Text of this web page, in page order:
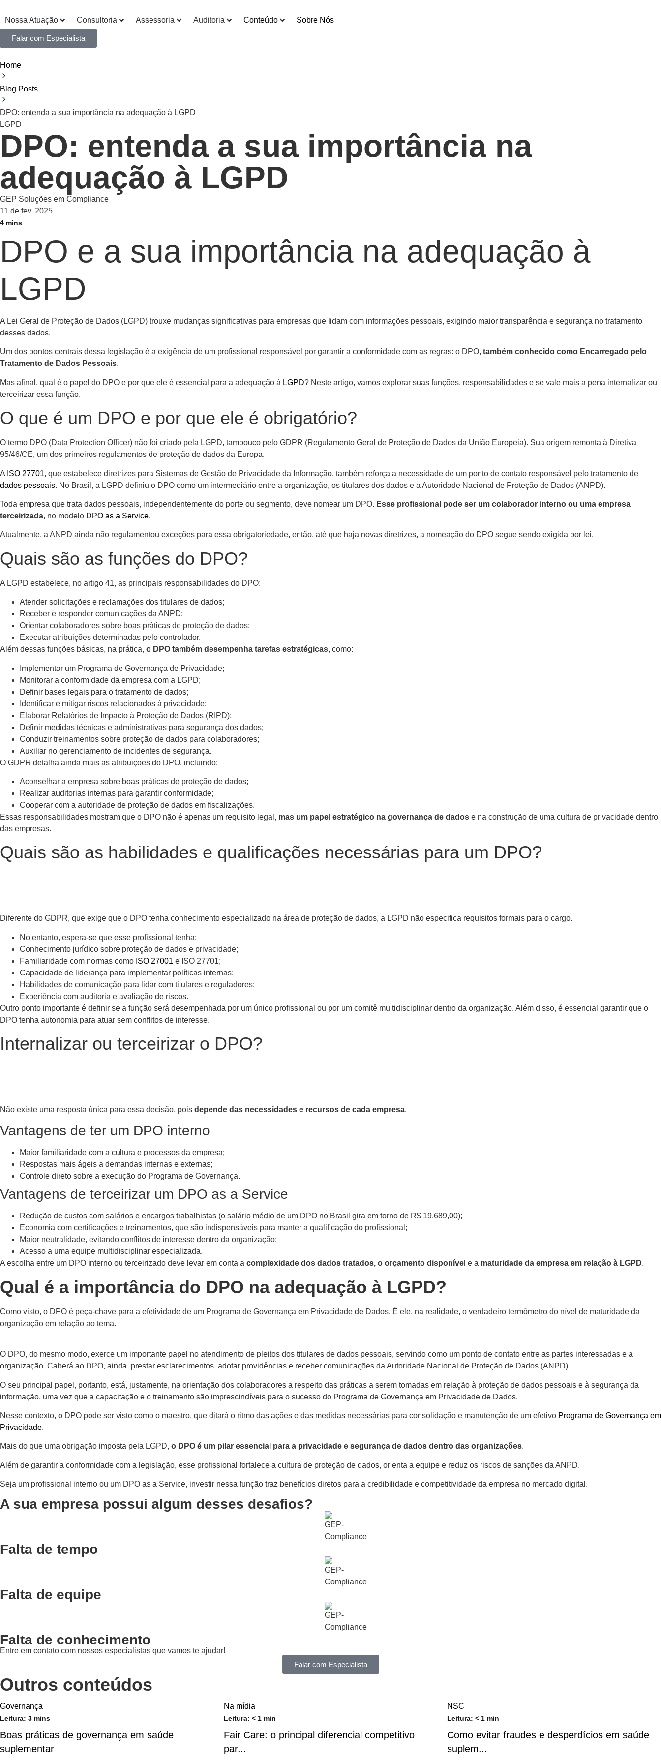
Nossa Atuação Consultoria Assessoria Auditoria Conteúdo Sobre Nós
Falar com Especialista
Home
Blog Posts
DPO: entenda a sua importância na adequação à LGPD
LGPD
DPO: entenda a sua importância na
adequação à LGPD
GEP Soluções em Compliance
11 de fev, 2025
4 mins
DPO e a sua importância na adequação à
LGPD
A Lei Geral de Proteção de Dados (LGPD) trouxe mudanças significativas para empresas que lidam com informações pessoais, exigindo maior transparência e segurança no tratamento
desses dados.
Um dos pontos centrais dessa legislação é a exigência de um profissional responsável por garantir a conformidade com as regras: o DPO, também conhecido como Encarregado pelo
Tratamento de Dados Pessoais.
Mas afinal, qual é o papel do DPO e por que ele é essencial para a adequação à LGPD? Neste artigo, vamos explorar suas funções, responsabilidades e se vale mais a pena internalizar ou
terceirizar essa função.
O que é um DPO e por que ele é obrigatório?
O termo DPO (Data Protection Officer) não foi criado pela LGPD, tampouco pelo GDPR (Regulamento Geral de Proteção de Dados da União Europeia). Sua origem remonta à Diretiva
95/46/CE, um dos primeiros regulamentos de proteção de dados da Europa.
A ISO 27701, que estabelece diretrizes para Sistemas de Gestão de Privacidade da Informação, também reforça a necessidade de um ponto de contato responsável pelo tratamento de
dados pessoais. No Brasil, a LGPD definiu o DPO como um intermediário entre a organização, os titulares dos dados e a Autoridade Nacional de Proteção de Dados (ANPD).
Toda empresa que trata dados pessoais, independentemente do porte ou segmento, deve nomear um DPO. Esse profissional pode ser um colaborador interno ou uma empresa
terceirizada, no modelo DPO as a Service.
Atualmente, a ANPD ainda não regulamentou exceções para essa obrigatoriedade, então, até que haja novas diretrizes, a nomeação do DPO segue sendo exigida por lei.
Quais são as funções do DPO?
A LGPD estabelece, no artigo 41, as principais responsabilidades do DPO:
Atender solicitações e reclamações dos titulares de dados;
Receber e responder comunicações da ANPD;
Orientar colaboradores sobre boas práticas de proteção de dados;
Executar atribuições determinadas pelo controlador.
Além dessas funções básicas, na prática, o DPO também desempenha tarefas estratégicas, como:
Implementar um Programa de Governança de Privacidade;
Monitorar a conformidade da empresa com a LGPD;
Definir bases legais para o tratamento de dados;
Identificar e mitigar riscos relacionados à privacidade;
Elaborar Relatórios de Impacto à Proteção de Dados (RIPD);
Definir medidas técnicas e administrativas para segurança dos dados;
Conduzir treinamentos sobre proteção de dados para colaboradores;
Auxiliar no gerenciamento de incidentes de segurança.
O GDPR detalha ainda mais as atribuições do DPO, incluindo:
Aconselhar a empresa sobre boas práticas de proteção de dados;
Realizar auditorias internas para garantir conformidade;
Cooperar com a autoridade de proteção de dados em fiscalizações.
Essas responsabilidades mostram que o DPO não é apenas um requisito legal, mas um papel estratégico na governança de dados e na construção de uma cultura de privacidade dentro
das empresas.
Quais são as habilidades e qualificações necessárias para um DPO?
Diferente do GDPR, que exige que o DPO tenha conhecimento especializado na área de proteção de dados, a LGPD não especifica requisitos formais para o cargo.
No entanto, espera-se que esse profissional tenha:
Conhecimento jurídico sobre proteção de dados e privacidade;
Familiaridade com normas como ISO 27001 e ISO 27701;
Capacidade de liderança para implementar políticas internas;
Habilidades de comunicação para lidar com titulares e reguladores;
Experiência com auditoria e avaliação de riscos.
Outro ponto importante é definir se a função será desempenhada por um único profissional ou por um comitê multidisciplinar dentro da organização. Além disso, é essencial garantir que o
DPO tenha autonomia para atuar sem conflitos de interesse.
Internalizar ou terceirizar o DPO?
Não existe uma resposta única para essa decisão, pois depende das necessidades e recursos de cada empresa.
Vantagens de ter um DPO interno
Maior familiaridade com a cultura e processos da empresa;
Respostas mais ágeis a demandas internas e externas;
Controle direto sobre a execução do Programa de Governança.
Vantagens de terceirizar um DPO as a Service
Redução de custos com salários e encargos trabalhistas (o salário médio de um DPO no Brasil gira em torno de R$ 19.689,00);
Economia com certificações e treinamentos, que são indispensáveis para manter a qualificação do profissional;
Maior neutralidade, evitando conflitos de interesse dentro da organização;
Acesso a uma equipe multidisciplinar especializada.
A escolha entre um DPO interno ou terceirizado deve levar em conta a complexidade dos dados tratados, o orçamento disponíve l e a maturidade da empresa em relação à LGPD.
Qual é a importância do DPO na adequação à LGPD?
Como visto, o DPO é peça-chave para a efetividade de um Programa de Governança em Privacidade de Dados. É ele, na realidade, o verdadeiro termômetro do nível de maturidade da
organização em relação ao tema.
O DPO, do mesmo modo, exerce um importante papel no atendimento de pleitos dos titulares de dados pessoais, servindo como um ponto de contato entre as partes interessadas e a
organização. Caberá ao DPO, ainda, prestar esclarecimentos, adotar providências e receber comunicações da Autoridade Nacional de Proteção de Dados (ANPD).
O seu principal papel, portanto, está, justamente, na orientação dos colaboradores a respeito das práticas a serem tomadas em relação à proteção de dados pessoais e à segurança da
informação, uma vez que a capacitação e o treinamento são imprescindíveis para o sucesso do Programa de Governança em Privacidade de Dados.
Nesse contexto, o DPO pode ser visto como o maestro, que ditará o ritmo das ações e das medidas necessárias para consolidação e manutenção de um efetivo Programa de Governança em
Privacidade.
Mais do que uma obrigação imposta pela LGPD, o DPO é um pilar essencial para a privacidade e segurança de dados dentro das organizações.
Além de garantir a conformidade com a legislação, esse profissional fortalece a cultura de proteção de dados, orienta a equipe e reduz os riscos de sanções da ANPD.
Seja um profissional interno ou um DPO as a Service, investir nessa função traz benefícios diretos para a credibilidade e competitividade da empresa no mercado digital.
A sua empresa possui algum desses desafios?
Falta de tempo
Falta de equipe
Falta de conhecimento
Entre em contato com nossos especialistas que vamos te ajudar!
Falar com Especialista
Outros conteúdos
Governança
Leitura: 3 mins
Boas práticas de governança em saúde
suplementar
Na mídia
Leitura: < 1 min
Fair Care: o principal diferencial competitivo
par...
NSC
Leitura: < 1 min
Como evitar fraudes e desperdícios em saúde
suplem...